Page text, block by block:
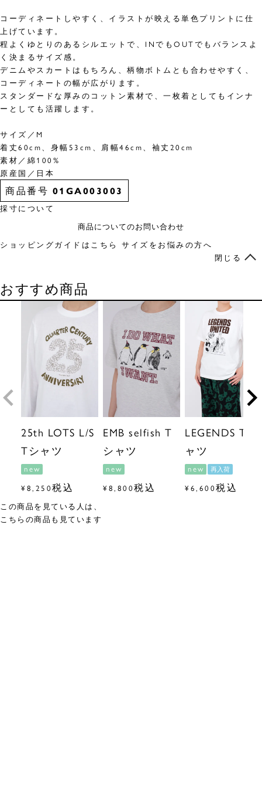
コーディネートしやすく、イラストが映える単色プリントに仕
上げています。
程よくゆとりのあるシルエットで、INでもOUTでもバランスよ
く決まるサイズ感。
デニムやスカートはもちろん、柄物ボトムとも合わせやすく、
コーディネートの幅が広がります。
スタンダードな厚みのコットン素材で、一枚着としてもインナ
ーとしても活躍します。
サイズ／M
着丈60cm、身幅53cm、肩幅46cm、袖丈20cm
素材／綿100%
原産国／日本
商品番号 01GA003003
採寸について
商品についてのお問い合わせ
ショッピングガイドはこちら サイズをお悩みの方へ
閉じる
おすすめ商品
25th LOTS L/S
Tシャツ
new
¥8,250税込
EMB selfish T
シャツ
new
¥8,800税込
LEGENDS Tシ
ャツ
new 再入荷
¥6,600税込
この商品を見ている人は、
こちらの商品も見ています